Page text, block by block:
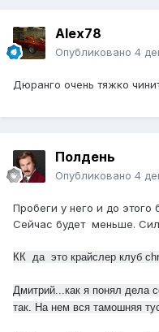
Alex78
Опубликовано 4
Дюранго очень тяжко
Полдень
Опубликовано 4
Пробеги у него и до
Сейчас будет меньше.
КК да это крайслер клуб
Дмитрий...как я понял дела
так. На нем вся тамошняя